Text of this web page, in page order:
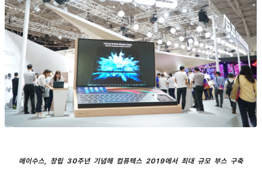
에이수스, 창립 30주년 기념해 컴퓨텍스 2019에서 최대 규모 부스 구축